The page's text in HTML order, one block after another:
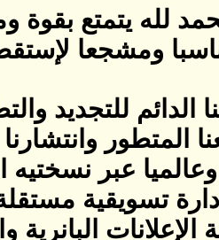
لله يتمتع
ومشجعا
الدائم للتجديد
المتطور
عبر نسختيه
تسويقية
الإعلانات البانرية